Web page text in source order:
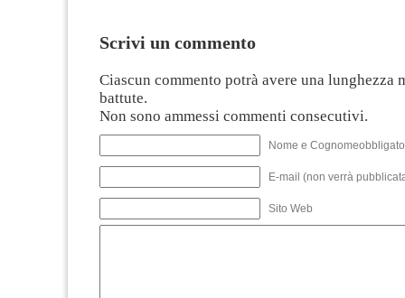
Scrivi un commento
Ciascun commento potrà avere una lunghezza
battute.
Non sono ammessi commenti consecutivi.
Nome e
E-mail (non verrà
Sito Web